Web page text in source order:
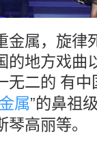
金属，旋律
的地方戏曲
无二的 有中
属”的鼻祖
高丽等。